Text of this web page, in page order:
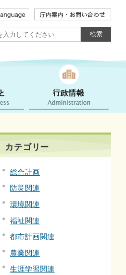
カテゴリー
総合計画
防災関連
環境関連
福祉関連
都市計画関連
農業関連
生涯学習関連